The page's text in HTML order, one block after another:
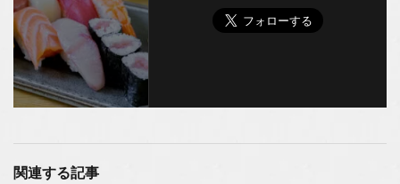
関連する記事